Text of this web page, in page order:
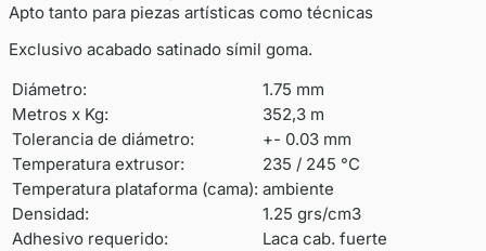
Apto tanto para piezas artísticas como técnicas
Exclusivo acabado satinado símil goma.
Diámetro:
1.75 mm
Metros x Kg:
352,3 m
Tolerancia de diámetro:
+- 0.03 mm
Temperatura extrusor:
235 / 245 °C
Temperatura plataforma (cama): ambiente
Densidad:
1.25 grs/cm3
Adhesivo requerido:
Laca cab. fuerte